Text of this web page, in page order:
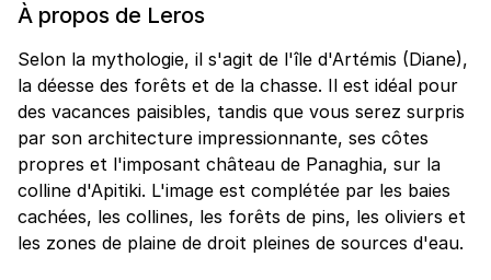
À propos de Leros
Selon la mythologie, il s'agit de l'île d'Artémis (Diane),
la déesse des forêts et de la chasse. Il est idéal pour
des vacances paisibles, tandis que vous serez surpris
par son architecture impressionnante, ses côtes
propres et l'imposant château de Panaghia, sur la
colline d'Apitiki. L'image est complétée par les baies
cachées, les collines, les forêts de pins, les oliviers et
les zones de plaine de droit pleines de sources d'eau.